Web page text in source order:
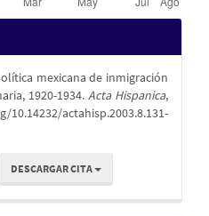
mexicana de inmigración
1920-1934. Acta Hispanica,
actahisp.2003.8.131-
DESCARGAR CITA